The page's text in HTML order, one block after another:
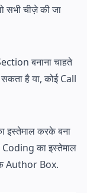
सभी चीज़े की जा
बनाना चाहते
है या, कोई Call
इस्तेमाल करके बना
का इस्तेमाल
Author Box.